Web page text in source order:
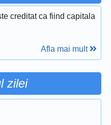
creditat ca fiind capitala
Afla mai mult
zilei